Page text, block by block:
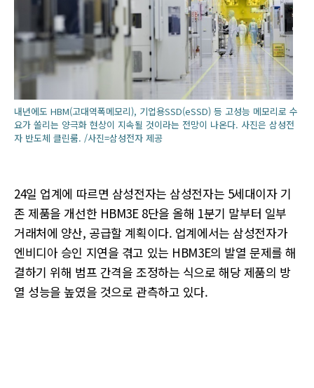
내년에도 HBM(고대역폭메모리), 기업용SSD(eSSD) 등 고성능 메모리로 수
요가 쏠리는 양극화 현상이 지속될 것이라는 전망이 나온다. 사진은 삼성전
자 반도체 클린룸. /사진=삼성전자 제공
24일 업계에 따르면 삼성전자는 삼성전자는 5세대이자 기
존 제품을 개선한 HBM3E 8단을 올해 1분기 말부터 일부
거래처에 양산, 공급할 계획이다. 업계에서는 삼성전자가
엔비디아 승인 지연을 겪고 있는 HBM3E의 발열 문제를 해
결하기 위해 범프 간격을 조정하는 식으로 해당 제품의 방
열 성능을 높였을 것으로 관측하고 있다.